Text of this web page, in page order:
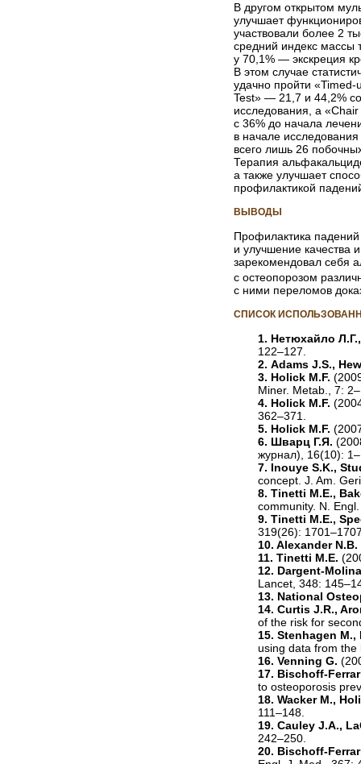
В другом открытом
улучшает
участвовали более 2
средний индекс массы
у 70,1% — экскреция
В этом случае
удачно пройти
Test» — 21,7 и 44,2%
исследования, а
с 36% до начала
в начале
всего лишь 26
Терапия
а также улучшает
профилактикой
ВЫВОДЫ
Профилактика
и улучшение качества
зарекомендовал себя
с остеопорозом
с ними переломов
СПИСОК
1. Нетюхайло
122–127.
2. Adams J.S.,
3. Holick M.F.
Miner. Metab., 7:
4. Holick M.F.
362–371.
5. Holick M.F.
6. Шварц Г.Я.
журнал), 16(10):
7. Inouye S.K.,
concept. J. Am.
8. Tinetti M.E.,
community. N.
9. Tinetti M.E.,
319(26):
10. Alexander N.B.
11. Tinetti M.E.
12. Dargent-
Lancet, 348:
13. National
14. Curtis J.R.,
of the risk for
15. Stenhagen
using data from the
16. Venning G.
17. Bischoff-
to osteoporosis
18. Wacker M.,
111–148.
19. Cauley J.A.,
242–250.
20. Bischoff-